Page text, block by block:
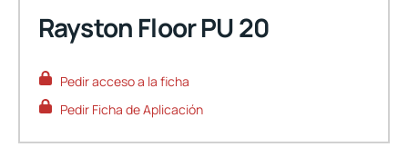
Rayston Floor PU 20
Pedir acceso a la ficha
Pedir Ficha de Aplicación